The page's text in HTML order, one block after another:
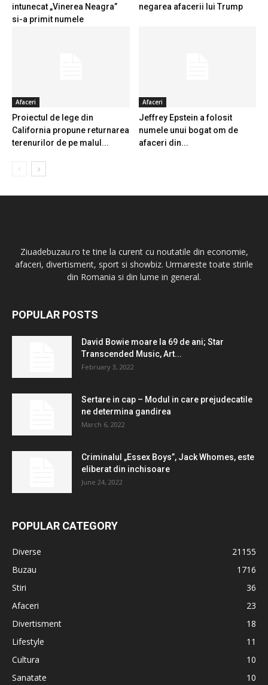
intunecat „Vinerea Neagra”
si-a primit numele
negarea afacerii lui Trump
Afaceri
Proiectul de lege din
California propune returnarea
terenurilor de pe malul...
Afaceri
Jeffrey Epstein a folosit
numele unui bogat om de
afaceri din...
Ziuadebuzau.ro te tine la curent cu noutatile din economie,
afaceri, divertisment, sport si showbiz. Urmareste toate stirile
din Romania si din lume in general.
POPULAR POSTS
David Bowie moare la 69 de ani; Star
Transcended Music, Art...
February 3, 2022
Sertare in cap – Modul in care prejudecatile
ne determina gandirea
March 6, 2022
Criminalul „Essex Boys”, Jack Whomes, este
eliberat din inchisoare
June 24, 2022
POPULAR CATEGORY
Diverse
21155
Buzau
1716
Stiri
36
Afaceri
23
Divertisment
18
Lifestyle
11
Cultura
10
Sanatate
10